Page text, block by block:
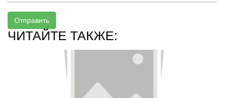
Отправить
ЧИТАЙТЕ ТАКЖЕ: